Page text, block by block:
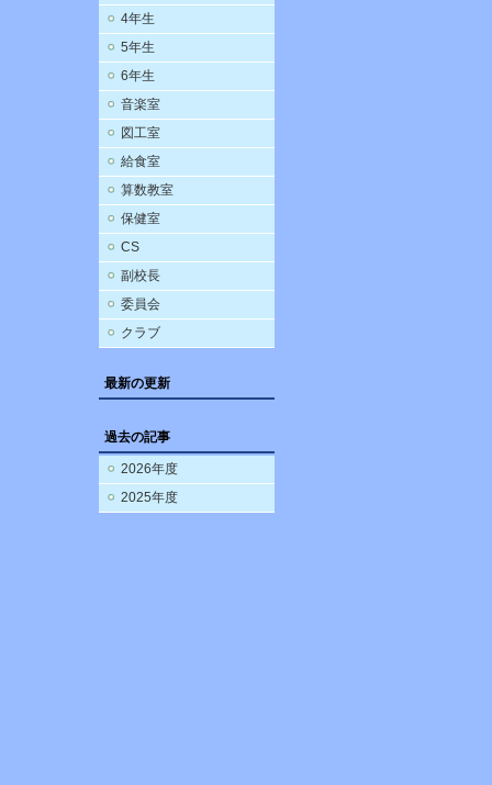
4年生
5年生
6年生
音楽室
図工室
給食室
算数教室
保健室
CS
副校長
委員会
クラブ
最新の更新
過去の記事
2026年度
2025年度